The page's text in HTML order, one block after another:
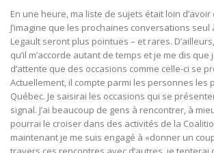
En une heure, ma liste de sujets était loin
J’imagine que les prochaines conversations seul
Legault seront plus pointues – et rares.
qu’il m’accorde autant de temps et je me dis
d’attente que des occasions comme celle-ci se
Actuellement, il compte parmi les personnes les
Québec. Je saisirai les occasions qui se
signal. J’ai beaucoup de gens à rencontrer, à
pourrai le croiser dans des activités de la
maintenant je me suis engagé à «donner un